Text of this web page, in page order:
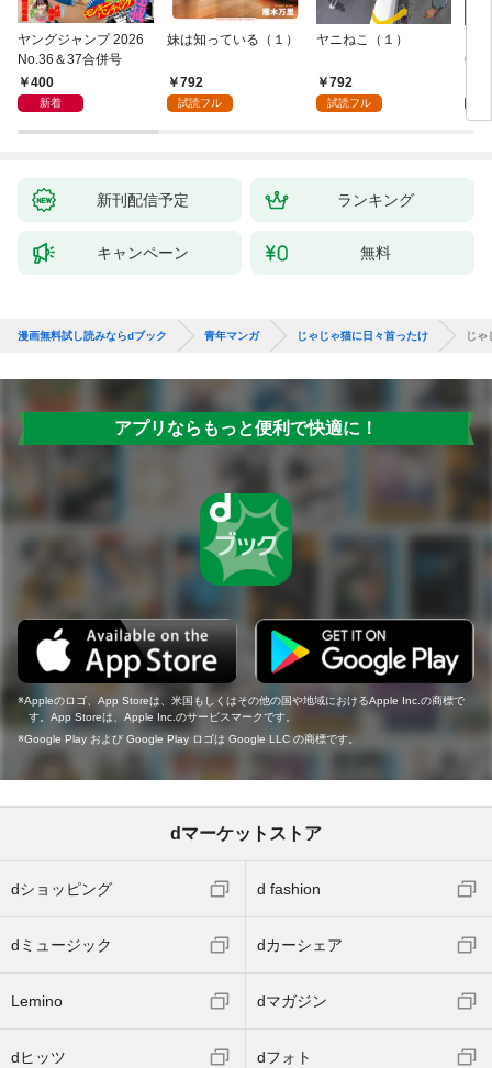
ヤングジャンプ 2026
No.36＆37合併号
400
新着
妹は知っている（１）
792
試読フル
ヤニねこ（１）
792
試読フル
6・
新刊配信予定 ランキング
キャンペーン 無料
漫画無料試し読みならdブック 青年マンガ じゃじゃ猫に日々首ったけ じゃ
アプリならもっと便利で快適に！
Appleのロゴ、App Storeは、米国もしくはその他の国や地域におけるApple Inc.の商標で
す。App Storeは、Apple Inc.のサービスマークです。
Google Play および Google Play ロゴは Google LLC の商標です。
dマーケットストア
dショッピング d fashion
dミュージック dカーシェア
Lemino dマガジン
dヒッツ dフォト